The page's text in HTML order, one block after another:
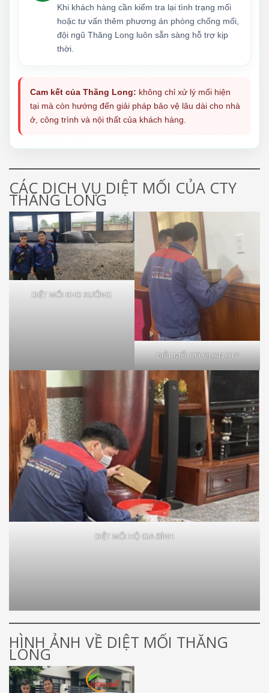
Khi khách hàng cần kiểm tra lại tình trạng mối
hoặc tư vấn thêm phương án phòng chống mối,
đội ngũ Thăng Long luôn sẵn sàng hỗ trợ kịp
thời.
Cam kết của Thăng Long: không chỉ xử lý mối hiện
tại mà còn hướng đến giải pháp bảo vệ lâu dài cho nhà
ở, công trình và nội thất của khách hàng.
CÁC DỊCH VỤ DIỆT MỐI CỦA CTY
THĂNG LONG
DIỆT MỐI KHO XƯỞNG
DIỆT MỐI CƠ QUAN CTY
DIỆT MỐI HỘ GIA ĐÌNH
HÌNH ẢNH VỀ DIỆT MỐI THĂNG
LONG